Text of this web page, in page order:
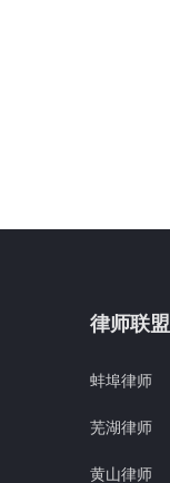
律师联盟
蚌埠律师
芜湖律师
黄山律师